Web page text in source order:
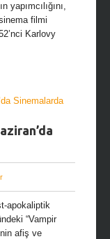
yapımcılığını,
filmi
Karlovy
apokaliptik
“Vampir
afiş ve